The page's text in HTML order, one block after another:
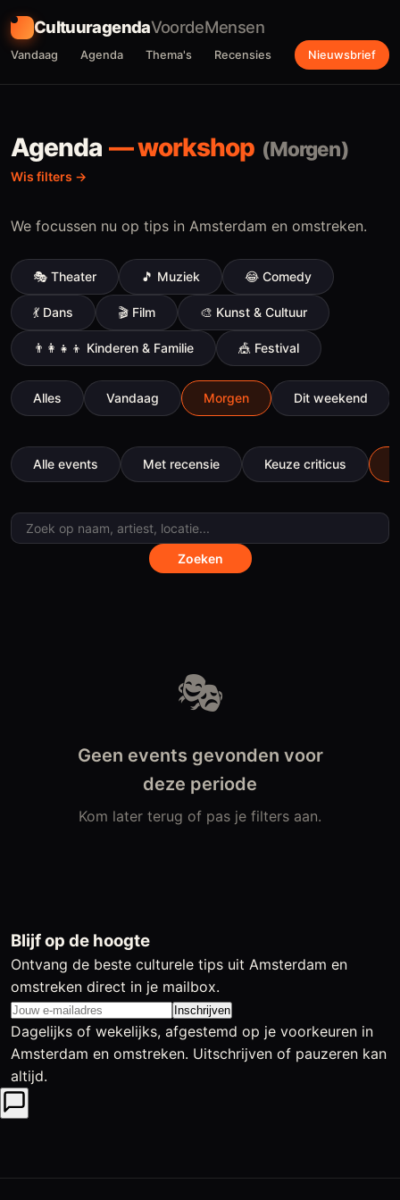
CultuuragendaVoordeMensen
Vandaag Agenda Thema's Recensies Nieuwsbrief
Agenda —workshop (Morgen)
Wis filters
We focussen nu op tips in Amsterdam en omstreken.
🎭 Theater 🎵 Muziek 😂 Comedy
💃 Dans 🎬 Film 🎨 Kunst & Cultuur
👨‍👩‍👧‍👦 Kinderen & Familie 🎪 Festival
Alles Vandaag Morgen Dit weekend
Alle events Met recensie Keuze criticus
Zoeken
🎭
Geen events gevonden voor
deze periode
Kom later terug of pas je filters aan.
Blijf op de hoogte
Ontvang de beste culturele tips uit Amsterdam en
omstreken direct in je mailbox.
Inschrijven
Dagelijks of wekelijks, afgestemd op je voorkeuren in
Amsterdam en omstreken. Uitschrijven of pauzeren kan
altijd.